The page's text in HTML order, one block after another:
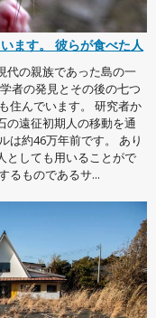
ます。 彼らが食べた人
代の親族であった島の一
者の発見とその後の七つ
住んでいます。 研究者か
の遠征初期人の移動を通
は約46万年前です。 あり
としても用いることがで
るものであるサ...